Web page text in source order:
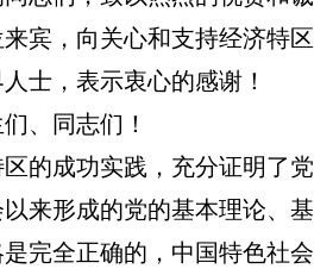
宾，向关心和支持经济特区
士，表示衷心的感谢！
、同志们！
成功实践，充分证明了党
来形成的党的基本理论、基
完全正确的，中国特色社会